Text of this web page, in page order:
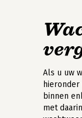
Als u uw
binnen
met